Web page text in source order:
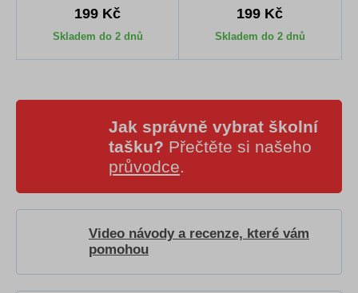
199 Kč
Skladem do 2 dnů
199 Kč
Skladem do 2 dnů
Jak správně vybrat školní
tašku? Přečtěte si našeho
průvodce.
Video návody a recenze, které vám
pomohou